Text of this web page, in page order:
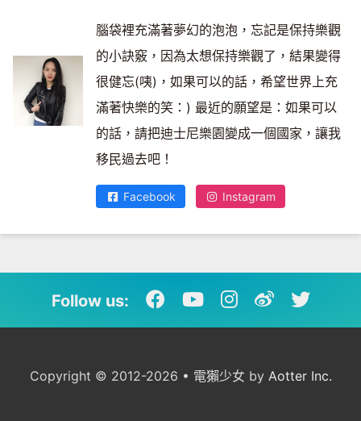
腦袋裡充滿著夢幻的泡泡，忘記是保持樂觀
的小訣竅，因為太想保持樂觀了，結果變得
很健忘(咦)，如果可以的話，希望世界上充
滿著快樂的笑：) 最近的願望是：如果可以
的話，請把迪士尼樂園變成一個國家，讓我
移民過去吧！
Facebook Instagram
Follow us:
Copyright © 2012-2026 • 電獺少女 by Aotter Inc.